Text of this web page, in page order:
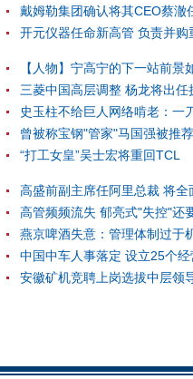
戴姆勒集团确认将其CEO蔡澈
开元仪器任命新高管 负责并购
【人物】宁高宁的下一站前景
三菱中国高层调整 杨龙将出任
史玉柱不给巨人网络啃老：一
曾被称宝钢"管家"马国强被推
“打工女皇”吴士宏将重回TCL
高盛前副主席任阿里总裁 将全
高管频频流失 郁亮式"失控"还
燕京啤酒失意：管理体制过于
中国中车人事落定 设立25个
安徽矿机竞聘上岗选拔中层领